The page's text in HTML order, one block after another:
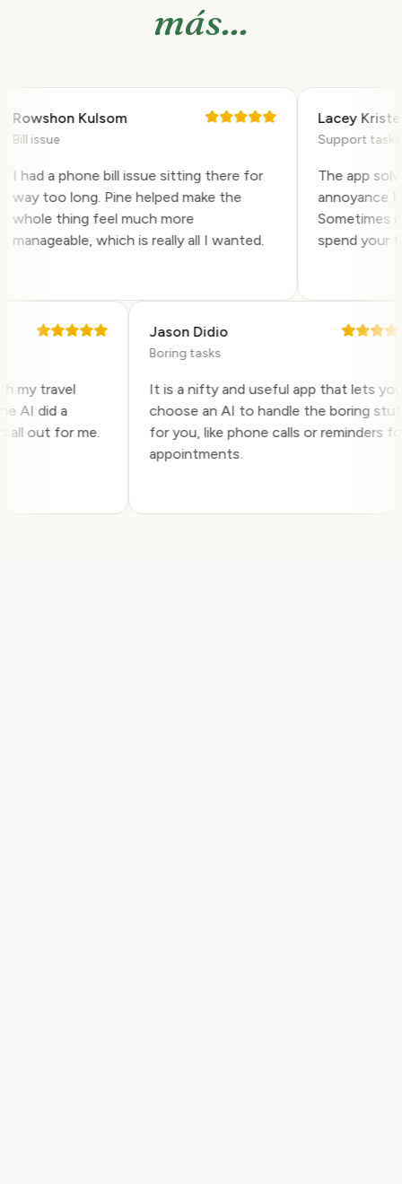
más...
Kulsom
issue
had a phone bill issue sitting there for
too long. Pine helped make the
thing feel much more
which is really all I wanted.
Lacey Kristen
Support tasks
The app
annoyance I
Sometimes it
spend your
my travel
AI did a
all out for me.
Jason Didio
Boring tasks
It is a nifty and useful app that lets
choose an AI to handle the boring
for you, like phone calls or reminders
appointments.